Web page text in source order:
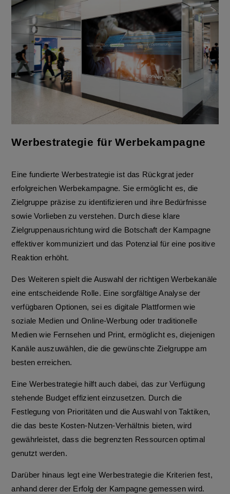
Werbestrategie für Werbekampagne
Eine fundierte Werbestrategie ist das Rückgrat jeder
erfolgreichen Werbekampagne. Sie ermöglicht es, die
Zielgruppe präzise zu identifizieren und ihre Bedürfnisse
sowie Vorlieben zu verstehen. Durch diese klare
Zielgruppenausrichtung wird die Botschaft der Kampagne
effektiver kommuniziert und das Potenzial für eine positive
Reaktion erhöht.
Des Weiteren spielt die Auswahl der richtigen Werbekanäle
eine entscheidende Rolle. Eine sorgfältige Analyse der
verfügbaren Optionen, sei es digitale Plattformen wie
soziale Medien und Online-Werbung oder traditionelle
Medien wie Fernsehen und Print, ermöglicht es, diejenigen
Kanäle auszuwählen, die die gewünschte Zielgruppe am
besten erreichen.
Eine Werbestrategie hilft auch dabei, das zur Verfügung
stehende Budget effizient einzusetzen. Durch die
Festlegung von Prioritäten und die Auswahl von Taktiken,
die das beste Kosten-Nutzen-Verhältnis bieten, wird
gewährleistet, dass die begrenzten Ressourcen optimal
genutzt werden.
Darüber hinaus legt eine Werbestrategie die Kriterien fest,
anhand derer der Erfolg der Kampagne gemessen wird.